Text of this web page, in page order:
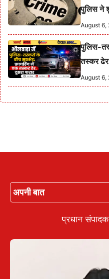
पुलिस ने
August 6,
पुलिस-
तस्कर
August 6,
अपनी बात
प्रधान